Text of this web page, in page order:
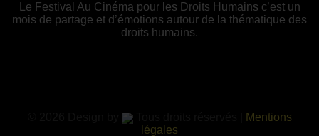
Le Festival Au Cinéma pour les Droits Humains c’est un
mois de partage et d’émotions autour de la thématique des
droits humains.
Tous droits réservés |
Mentions
légales